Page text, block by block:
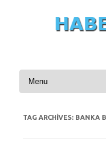
Skip to content
TAG ARCHIVES: BANKA